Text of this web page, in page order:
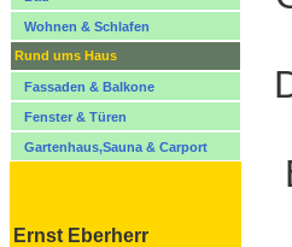
Wohnen & Schlafen
Rund ums Haus
Fassaden & Balkone
Fenster & Türen
Gartenhaus,Sauna & Carport
Ernst Eberherr